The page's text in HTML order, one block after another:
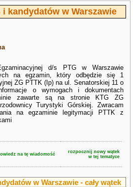
i kandydatów w Warszawie
d/s PTG w Warszawie
na egzamin, który odbędzie się 1
ZG PTTK (Ip) na ul. Senatorskiej 11 o
o wymogach i dokumentach
zawarte są na stronie KTG ZG
Turystyki Górskiej. Zwracam
na egzaminie legitymacji PTTK z
na tę wiadomość
rozpocznij nowy wątek
w tej tematyce
w Warszawie - cały wątek